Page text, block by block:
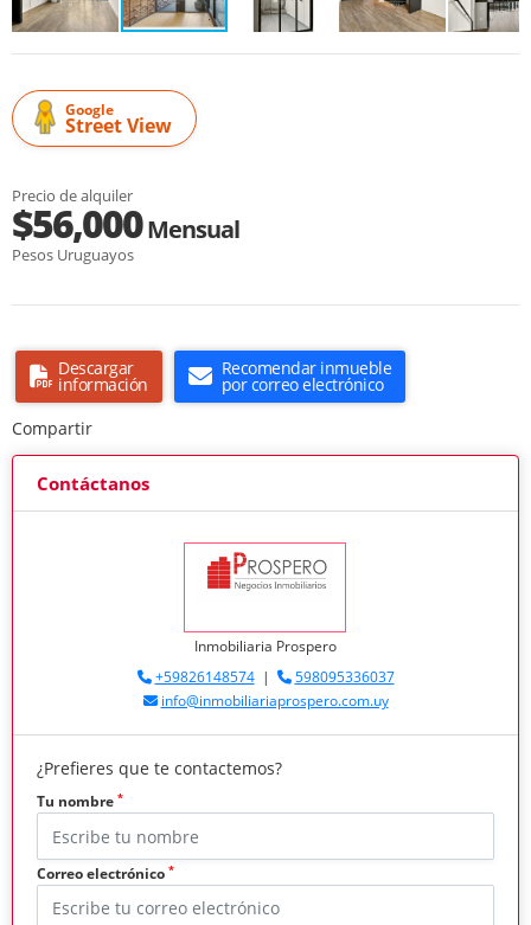
Google
Street View
Precio de alquiler
$56,000Mensual
Pesos Uruguayos
Descargar
información
Recomendar inmueble
por correo electrónico
Compartir
Contáctanos
Inmobiliaria Prospero
+59826148574|
598095336037
info@inmobiliariaprospero.com.uy
¿Prefieres que te contactemos?
Tu nombre *
Correo electrónico *